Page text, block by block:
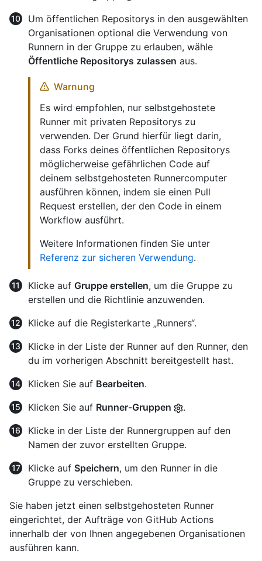
Um öffentlichen Repositorys in den ausgewählten
Organisationen optional die Verwendung von
Runnern in der Gruppe zu erlauben, wähle
Öffentliche Repositorys zulassen aus.
Warnung
Es wird empfohlen, nur selbstgehostete
Runner mit privaten Repositorys zu
verwenden. Der Grund hierfür liegt darin,
dass Forks deines öffentlichen Repositorys
möglicherweise gefährlichen Code auf
deinem selbstgehosteten Runnercomputer
ausführen können, indem sie einen Pull
Request erstellen, der den Code in einem
Workflow ausführt.
Weitere Informationen finden Sie unter
Referenz zur sicheren Verwendung.
Klicke auf Gruppe erstellen, um die Gruppe zu
erstellen und die Richtlinie anzuwenden.
Klicke auf die Registerkarte „Runners“.
Klicke in der Liste der Runner auf den Runner, den
du im vorherigen Abschnitt bereitgestellt hast.
Klicken Sie auf Bearbeiten.
Klicken Sie auf Runner-Gruppen
.
Klicke in der Liste der Runnergruppen auf den
Namen der zuvor erstellten Gruppe.
Klicke auf Speichern, um den Runner in die
Gruppe zu verschieben.
Sie haben jetzt einen selbstgehosteten Runner
eingerichtet, der Aufträge von GitHub Actions
innerhalb der von Ihnen angegebenen Organisationen
ausführen kann.